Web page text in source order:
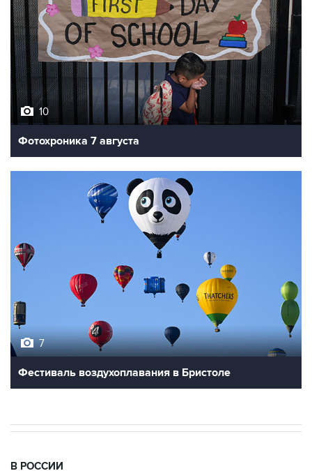
10
Фотохроника 7 августа
7
Фестиваль воздухоплавания в Бристоле
В РОССИИ